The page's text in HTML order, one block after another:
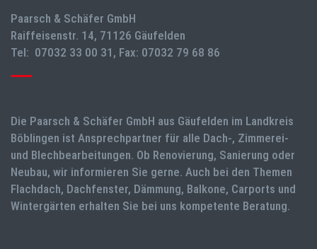
Paarsch & Schäfer GmbH
Raiffeisenstr. 14, 71126 Gäufelden
Tel: 07032 33 00 31, Fax: 07032 79 68 86
Die Paarsch & Schäfer GmbH aus Gäufelden im Landkreis
Böblingen ist Ansprechpartner für alle Dach-, Zimmerei-
und Blechbearbeitungen. Ob Renovierung, Sanierung oder
Neubau, wir informieren Sie gerne. Auch bei den Themen
Flachdach, Dachfenster, Dämmung, Balkone, Carports und
Wintergärten erhalten Sie bei uns kompetente Beratung.